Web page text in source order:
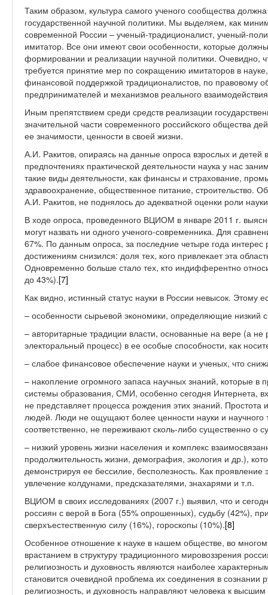
Таким образом, культура самого ученого сообщества
государственной научной политики. Мы выделяем, как
современной России – ученый-традиционалист, ученый-
имитатор. Все они имеют свои особенности, которые
формировании и реализации научной политики. Очевидно,
требуется принятие мер по сокращению имитаторов в
финансовой поддержкой традиционалистов, по правовому
предпринимателей и механизмов реального
Иным препятствием среди средств реализации
значительной части современного российского общества
ее значимости, ценности в своей жизни.
А.И. Ракитов, опираясь на данные опроса взрослых и детей
предпочтениях практической деятельности наука у нас
такие виды деятельности, как финансы и страхование,
здравоохранение, общественное питание, строительство.
А.И. Ракитов, не поднялось до адекватной оценки роли
В ходе опроса, проведенного ВЦИОМ в январе 2011 г.
могут назвать ни одного ученого-современника. Для
67%. По данным опроса, за последние четыре года
достижениям снизился: доля тех, кого привлекает эта
Одновременно больше стало тех, кто индифферентно
до 43%).[7]
Как видно, истинный статус науки в России невысок. Этому
– особенности сырьевой экономики, определяющие низкий
– авторитарные традиции власти, основанные на вере (а
электоральный процесс) в ее особые способности, как
– слабое финансовое обеспечение науки и ученых, что
– накопление огромного запаса научных знаний, которые
системы образования, СМИ, особенно сегодня Интернета,
не представляет процесса рождения этих знаний. Простота
людей. Люди не ощущают более ценности науки и научного
соответственно, не переживают сколь-либо существенно о
– низкий уровень жизни населения и комплекс
продолжительность жизни, демография, экология и др.),
демонстрируя ее бессилие, бесполезность. Как
увлечение колдунами, предсказателями, знахарями и т.п.
ВЦИОМ в своих исследованиях (2007 г.) выявил, что и
россиян с верой в Бога (55% опрошенных), судьбу (42%),
сверхъестественную силу (16%), гороскопы (10%).[8]
Особенное отношение к науке в нашем обществе, во
врастанием в структуру традиционного мировоззрения
религиозность и духовность являются наиболее
становится очевидной проблема их соединения в сознании
религиозность, и духовность направляют человека к